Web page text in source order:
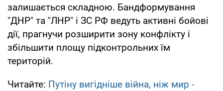
залишається складною. Бандформування
"ДНР" та "ЛНР" і ЗС РФ ведуть активні бойові
дії, прагнучи розширити зону конфлікту і
збільшити площу підконтрольних їм
територій.
Читайте: Путіну вигідніше війна, ніж мир -